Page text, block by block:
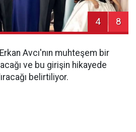
4 8
Avcı'nın muhteşem bir
ve bu girişin hikayede
belirtiliyor.